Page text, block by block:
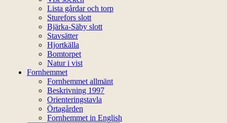
Lista gårdar och torp
Sturefors slott
Bjärka-Säby slott
Stavsätter
Hjortkälla
Bomtorpet
Natur i vist
Fornhemmet
Fornhemmet allmänt
Beskrivning 1997
Orienteringstavla
Örtagården
Fornhemmet in English